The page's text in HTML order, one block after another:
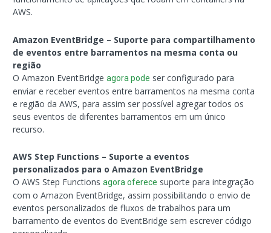
AWS.
Amazon EventBridge – Suporte para compartilhamento
de eventos entre barramentos na mesma conta ou
região
O Amazon EventBridgeagora pode ser configurado para
enviar e receber eventos entre barramentos na mesma conta
e região da AWS, para assim ser possível agregar todos os
seus eventos de diferentes barramentos em um único
recurso.
AWS Step Functions – Suporte a eventos
personalizados para o Amazon EventBridge
O AWS Step Functionsagora oferece suporte para integração
com o Amazon EventBridge, assim possibilitando o envio de
eventos personalizados de fluxos de trabalhos para um
barramento de eventos do EventBridge sem escrever código